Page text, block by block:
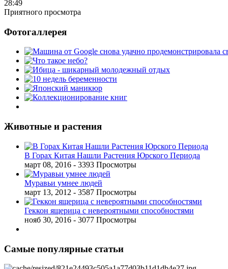
28:49
Приятного просмотра
Фотогаллерея
Животные и растения
В Горах Китая Нашли Растения Юрского Периода
март 08, 2016 - 3393 Просмотры
Муравьи умнее людей
март 13, 2012 - 3587 Просмотры
Геккон ящерица с невероятными способностями
нояб 30, 2016 - 3077 Просмотры
Самые популярные статьи